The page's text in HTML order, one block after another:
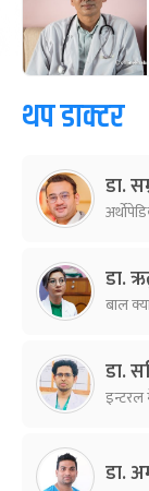
थप डाक्टर
डा.
डा.
बाल
डा.
इन्टरल
डा.